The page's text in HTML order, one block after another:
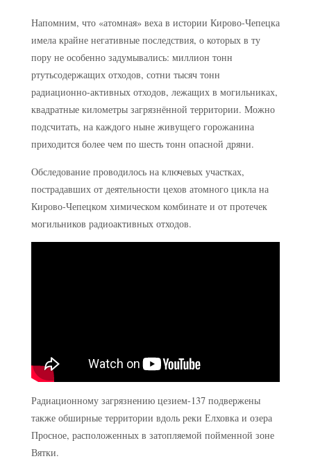
Напомним, что «атомная» веха в истории Кирово-Чепецка
имела крайне негативные последствия, о которых в ту
пору не особенно задумывались: миллион тонн
ртутьсодержащих отходов, сотни тысяч тонн
радиационно-активных отходов, лежащих в могильниках,
квадратные километры загрязнённой территории. Можно
подсчитать, на каждого ныне живущего горожанина
приходится более чем по шесть тонн опасной дряни.
Обследование проводилось на ключевых участках,
пострадавших от деятельности цехов атомного цикла на
Кирово-Чепецком химическом комбинате и от протечек
могильников радиоактивных отходов.
Радиационному загрязнению цезием-137 подвержены
также обширные территории вдоль реки Елховка и озера
Просное, расположенных в затопляемой пойменной зоне
Вятки.